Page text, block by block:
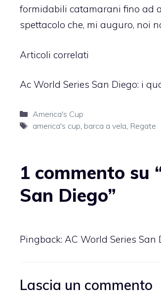
formidabili catamarani fino ad
spettacolo che, mi auguro, noi
Articoli correlati
Ac World Series San Diego: i
Categorie
America's Cup
Tag
america's cup, barca a vela, Regate
1 commento su
San Diego”
Pingback: AC World Series San
Lascia un commento